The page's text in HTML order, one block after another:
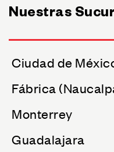
Nuestras
Ciudad de
Fábrica
Monterrey
Guadalajara